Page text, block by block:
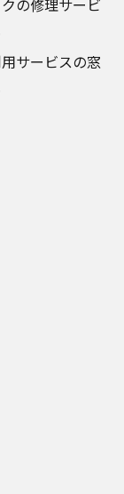
の修理サービ
サービスの窓